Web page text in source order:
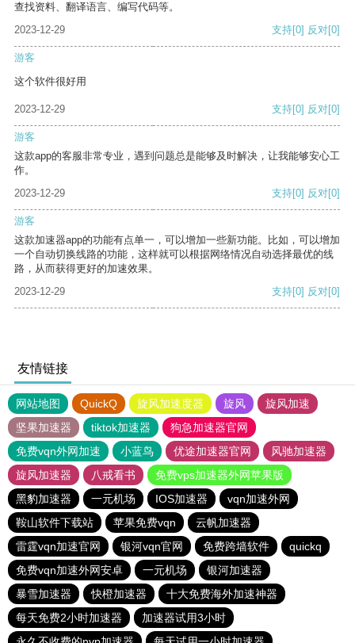
查找资料、翻译语言、编写代码等。
2023-12-29
支持[0] 反对[0]
游客
这个软件很好用
2023-12-29 支持[0] 反对[0]
游客
这款app的客服非常专业，遇到问题总是能够及时解决，让我能够安心工
作。
2023-12-29
支持[0] 反对[0]
游客
这款加速器app的功能有点单一，可以增加一些新功能。比如，可以增加
一个自动切换线路的功能，这样就可以根据网络情况自动选择最优的线
路，从而获得更好的加速效果。
2023-12-29
支持[0] 反对[0]
友情链接
网站地图 QuickQ 旋风加速度器 旋风
旋风加速
坚果加速器
tiktok加速器
狗急加速器官网
免费vqn外网加速
小蓝鸟 优途加速器官网
风驰加速器
旋风加速器
八戒看书
免费vps加速器外网苹果版
黑豹加速器
一元机场 IOS加速器
vqn加速外网
鞍山软件下载站
苹果免费vqn
云帆加速器
雷霆vqn加速官网
银河vqn官网 免费跨墙软件
quickq
免费vqn加速外网安卓
一元机场
银河加速器
暴雪加速器
快橙加速器
十大免费海外加速神器
每天免费2小时加速器
加速器试用3小时